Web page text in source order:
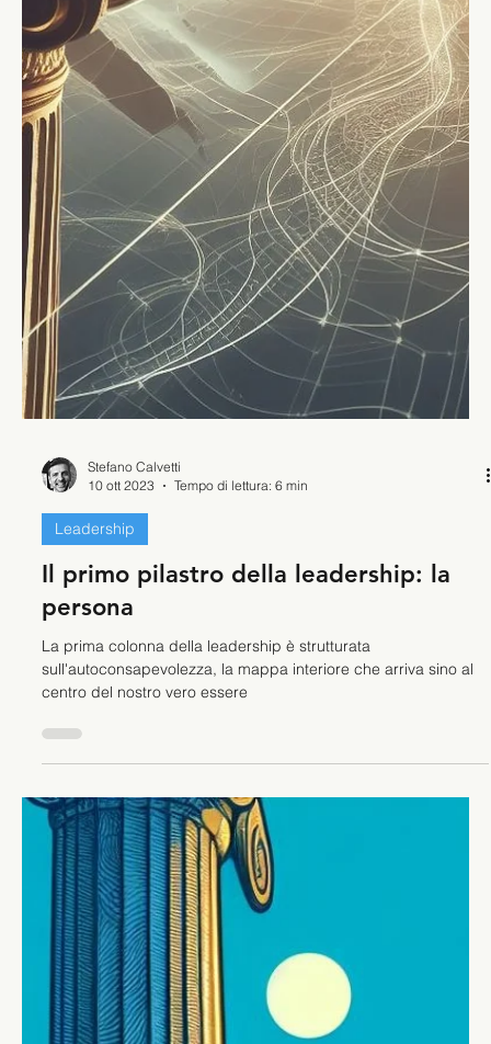
Stefano Calvetti
24 ott 2023
Tempo di lettura: 6 min
Leadership
Valori, Principi e Credenze: la bussola
morale del leader
Un leader è tanto efficace quanto la sua bussola morale che
svolge un ruolo cruciale nel definire l'identità e lo stile di un
leader.